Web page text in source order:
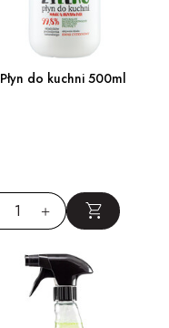
Płyn do kuchni 500ml